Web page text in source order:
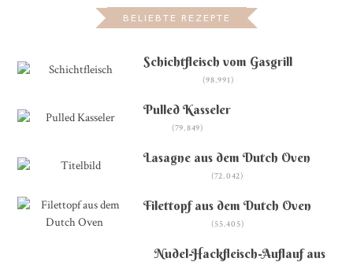
BELIEBTE REZEPTE
Schichtfleisch vom Gasgrill
(98.991)
Pulled Kasseler
(79.849)
Lasagne aus dem Dutch Oven
(72.042)
Filettopf aus dem Dutch Oven
(55.405)
Nudel-Hackfleisch-Auflauf aus